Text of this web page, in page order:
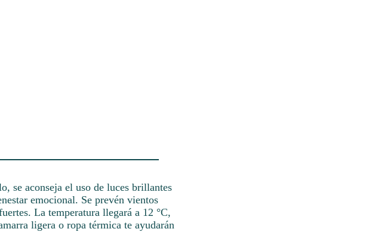
se aconseja el uso de luces brillantes
emocional. Se prevén vientos
La temperatura llegará a 12 °C,
ligera o ropa térmica te ayudarán